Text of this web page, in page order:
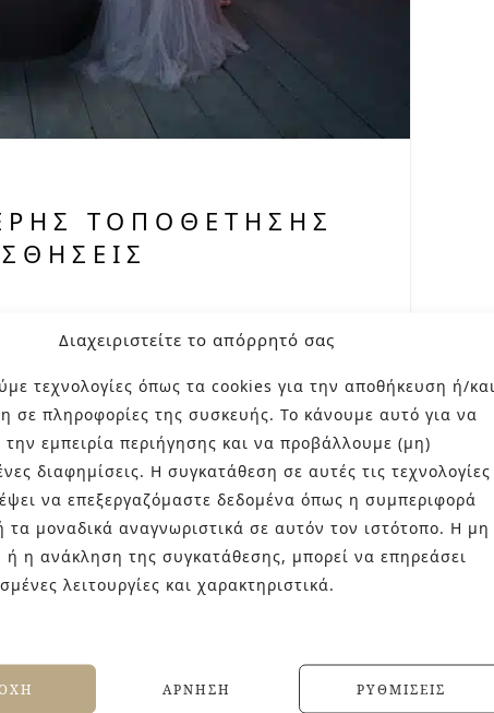
Διαχειριστείτε το απόρρητό σας
τεχνολογίες όπως τα cookies για την αποθήκευση ή/και
σε πληροφορίες της συσκευής. Το κάνουμε αυτό για να
την εμπειρία περιήγησης και να προβάλλουμε (μη)
διαφημίσεις. Η συγκατάθεση σε αυτές τις τεχνολογίες
να επεξεργαζόμαστε δεδομένα όπως η συμπεριφορά
τα μοναδικά αναγνωριστικά σε αυτόν τον ιστότοπο. Η μη
ή η ανάκληση της συγκατάθεσης, μπορεί να επηρεάσει
λειτουργίες και χαρακτηριστικά.
ΆΡΝΗΣΗ ΡΥΘΜΊΣΕΙΣ
ΤΟΠΟΘΈΤΗΣΗΣ
μιας μπανιέρας ελεύθερης
αμέσως μια αίσθηση γαλήνης και
μόλις απολαύσει κάποιο spa ή
προσθέτει στο χώρο πόντους
στην καθημερινή μας ζωή.…